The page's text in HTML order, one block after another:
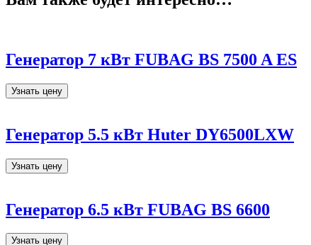
Генератор 7 кВт FUBAG BS 7500 A ES
Узнать цену
Генератор 5.5 кВт Huter DY6500LXW
Узнать цену
Генератор 6.5 кВт FUBAG BS 6600
Узнать цену